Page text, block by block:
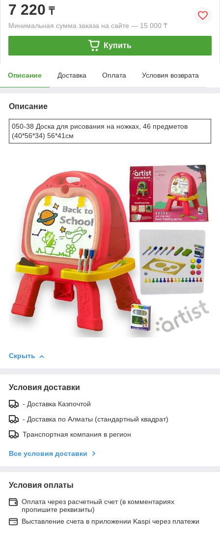
7 220 ₸
Минимальная сумма заказа на сайте — 15 000 ₸
Купить
Описание Доставка Оплата Условия возврата
Описание
050-38 Доска для рисования на ножках, 46 предметов
(40*56*34) 56*41см
Скрыть
Условия доставки
- Доставка Казпочтой
- Доставка по Алматы (стандартный квадрат)
Транспортная компания в регион
Все условия доставки
Условия оплаты
Оплата через расчетный счет (в комментариях
пропишите реквизиты)
Выставление счета в приложении Kaspi через платежи